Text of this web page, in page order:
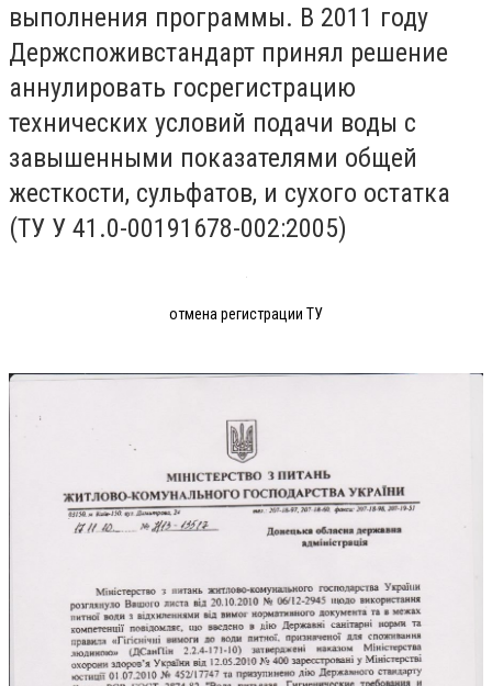
выполнения программы. В 2011 году
Держспоживстандарт принял решение
аннулировать госрегистрацию
технических условий подачи воды с
завышенными показателями общей
жесткости, сульфатов, и сухого остатка
(ТУ У 41.0-00191678-002:2005)
отмена регистрации ТУ